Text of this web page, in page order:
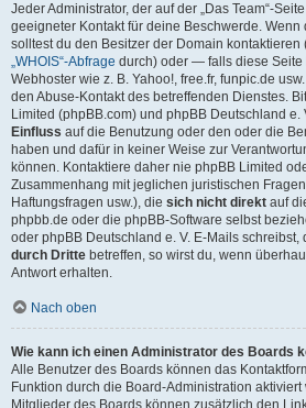
Jeder Administrator, der auf der „Das Team“-
geeigneter Kontakt für deine Beschwerde. Wenn
solltest du den Besitzer der Domain kontaktieren
„WHOIS“-Abfrage durch) oder — falls diese Seite
Webhoster wie z. B. Yahoo!, free.fr, funpic.de
den Abuse-Kontakt des betreffenden Dienstes.
Limited (phpBB.com) und phpBB Deutschland e.
Einfluss auf die Benutzung oder den oder die
haben und dafür in keiner Weise zur
können. Kontaktiere daher nie phpBB Limited
Zusammenhang mit jeglichen juristischen
Haftungsfragen usw.), die sich nicht direkt auf
phpbb.de oder die phpBB-Software selbst
oder phpBB Deutschland e. V. E-Mails schreibst,
durch Dritte betreffen, so wirst du, wenn
Antwort erhalten.
Nach oben
Wie kann ich einen Administrator des Boards
Alle Benutzer des Boards können das
Funktion durch die Board-Administration aktiviert
Mitglieder des Boards können zusätzlich den